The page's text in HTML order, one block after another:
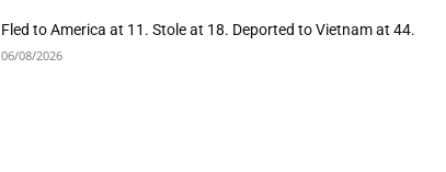
Fled to America at 11. Stole at 18. Deported to Vietnam at 44.
06/08/2026